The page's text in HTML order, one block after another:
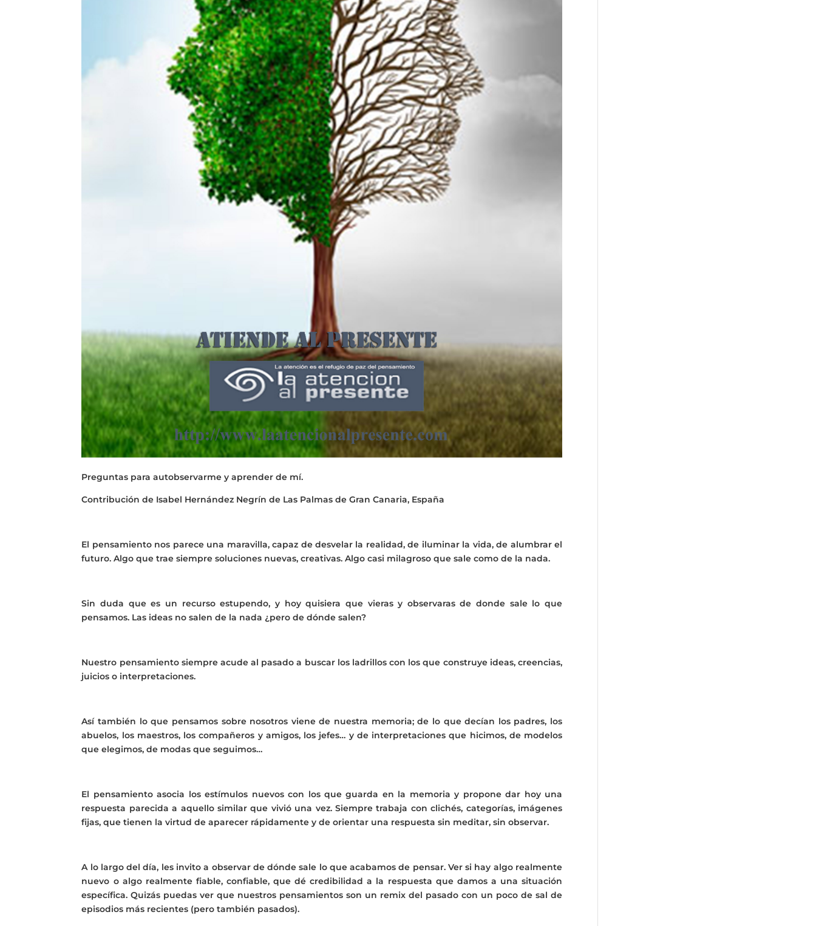
Preguntas para autobservarme y aprender de mí.
Contribución de Isabel Hernández Negrín de Las Palmas de Gran Canaria, España
El pensamiento nos parece una maravilla, capaz de desvelar la realidad, de iluminar la vida, de alumbrar el
futuro. Algo que trae siempre soluciones nuevas, creativas. Algo casi milagroso que sale como de la nada.
Sin duda que es un recurso estupendo, y hoy quisiera que vieras y observaras de donde sale lo que
pensamos. Las ideas no salen de la nada ¿pero de dónde salen?
Nuestro pensamiento siempre acude al pasado a buscar los ladrillos con los que construye ideas, creencias,
juicios o interpretaciones.
Así también lo que pensamos sobre nosotros viene de nuestra memoria; de lo que decían los padres, los
abuelos, los maestros, los compañeros y amigos, los jefes… y de interpretaciones que hicimos, de modelos
que elegimos, de modas que seguimos…
El pensamiento asocia los estímulos nuevos con los que guarda en la memoria y propone dar hoy una
respuesta parecida a aquello similar que vivió una vez. Siempre trabaja con clichés, categorías, imágenes
fijas, que tienen la virtud de aparecer rápidamente y de orientar una respuesta sin meditar, sin observar.
A lo largo del día, les invito a observar de dónde sale lo que acabamos de pensar. Ver si hay algo realmente
nuevo o algo realmente fiable, confiable, que dé credibilidad a la respuesta que damos a una situación
específica. Quizás puedas ver que nuestros pensamientos son un remix del pasado con un poco de sal de
episodios más recientes (pero también pasados).